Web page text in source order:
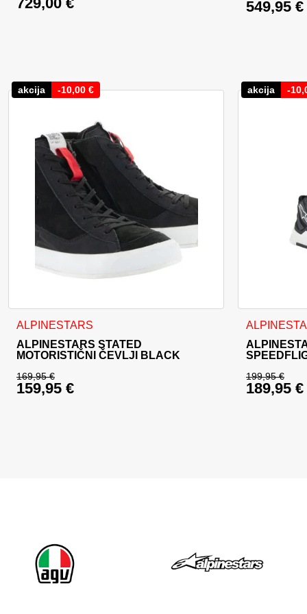
Izvirna
549,95 €
akcija -10,00 €
ALPINESTARS
ALPINESTARS STATED
MOTORISTIČNI ČEVLJI BLACK
169,95€
Izvirna cena je bila: 169,95 €.
159,95 €
Ta izdelek ima več različic. Možnosti lahko izberete na strani
akcija -
199,95€
Izvirna
189,95 €
Ta izdelek